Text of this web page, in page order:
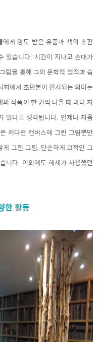
게 양도 받은 유품과 책의 초판
있습니다. 시간이 지나고 손때가
림을 통해 그의 문학적 업적과 숨
회에서 초판본이 전시되는 의미는
작품이 한 권씩 나올 때 마다 처
있다고 생각됩니다. 언제나 처음
커다란 캔버스에 그린 그림뿐만
그린 그림, 단순하게 끄적인 그
니다. 이외에도 헤세가 사용했던
한 활동